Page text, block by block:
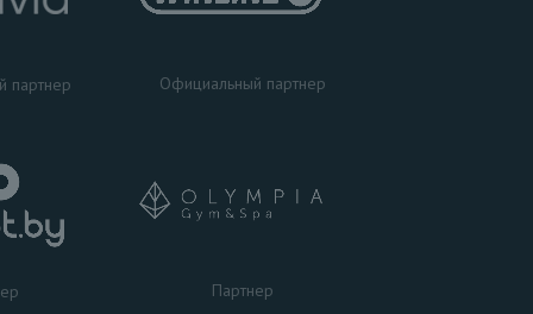
партнер Официальный партнер
Партнер